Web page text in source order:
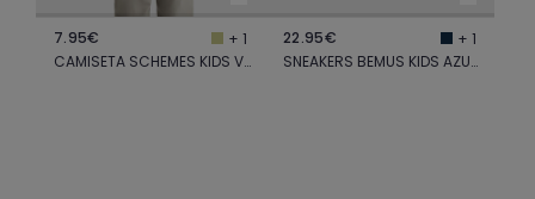
7.95€
+ 1
CAMISETA SCHEMES KIDS VERDE
22.95€
+ 1
SNEAKERS BEMUS KIDS AZUL MARINO